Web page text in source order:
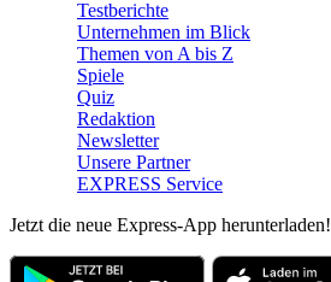
Testberichte
Unternehmen im Blick
Themen von A bis Z
Spiele
Quiz
Redaktion
Newsletter
Unsere Partner
EXPRESS Service
Jetzt die neue Express-App herunterladen!